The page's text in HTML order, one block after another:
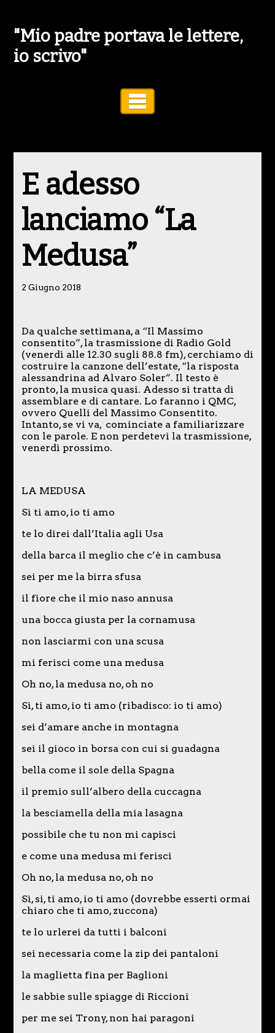
"Mio padre portava le lettere,
io scrivo"
E adesso
lanciamo “La
Medusa”
2 Giugno 2018
Da qualche settimana, a “Il Massimo
consentito”, la trasmissione di Radio Gold
(venerdì alle 12.30 sugli 88.8 fm), cerchiamo di
costruire la canzone dell’estate, “la risposta
alessandrina ad Alvaro Soler”. Il testo è
pronto, la musica quasi. Adesso si tratta di
assemblare e di cantare. Lo faranno i QMC,
ovvero Quelli del Massimo Consentito.
Intanto, se vi va, cominciate a familiarizzare
con le parole. E non perdetevi la trasmissione,
venerdì prossimo.
LA MEDUSA
Sì ti amo, io ti amo
te lo direi dall’Italia agli Usa
della barca il meglio che c’è in cambusa
sei per me la birra sfusa
il fiore che il mio naso annusa
una bocca giusta per la cornamusa
non lasciarmi con una scusa
mi ferisci come una medusa
Oh no, la medusa no, oh no
Sì, ti amo, io ti amo (ribadisco: io ti amo)
sei d’amare anche in montagna
sei il gioco in borsa con cui si guadagna
bella come il sole della Spagna
il premio sull’albero della cuccagna
la besciamella della mia lasagna
possibile che tu non mi capisci
e come una medusa mi ferisci
Oh no, la medusa no, oh no
Sì, si, ti amo, io ti amo (dovrebbe esserti ormai
chiaro che ti amo, zuccona)
te lo urlerei da tutti i balconi
sei necessaria come la zip dei pantaloni
la maglietta fina per Baglioni
le sabbie sulle spiagge di Riccioni
per me sei Trony, non hai paragoni